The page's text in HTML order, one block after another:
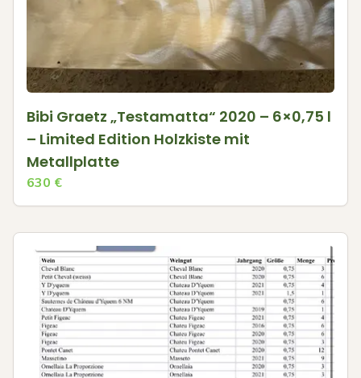
Bibi Graetz „Testamatta“ 2020 – 6×0,75 l
– Limited Edition Holzkiste mit
Metallplatte
630 €